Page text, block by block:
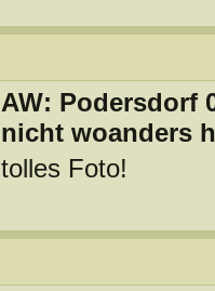
AW: Podersdorf
nicht woanders
tolles Foto!